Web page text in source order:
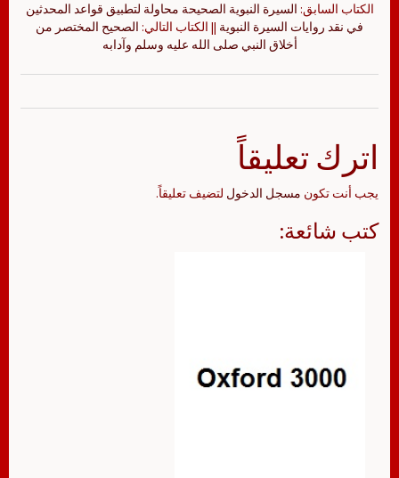
الكتاب السابق: السيرة النبوية الصحيحة محاولة لتطبيق قواعد المحدثين
في نقد روايات السيرة النبوية || الكتاب التالي: الصحيح المختصر من
أخلاق النبي صلى الله عليه وسلم وآدابه
اترك تعليقاً
يجب أنت تكون مسجل الدخول لتضيف تعليقاً.
كتب شائعة: